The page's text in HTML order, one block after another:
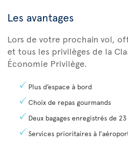
Les avantages
Lors de votre prochain vol,
et tous les privilèges de la
Économie Privilège.
Plus d’espace à bord
Choix de repas gourmands
Deux bagages enregistrés de
Services prioritaires à